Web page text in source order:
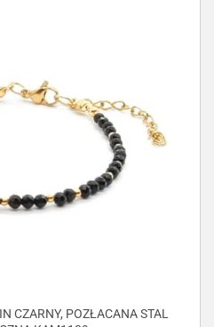
CZARNY, POZŁACANA STAL